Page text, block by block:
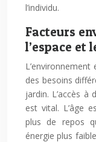
l’individu.
Facteurs
l’espace et
des besoins
jardin. L’accès
est vital. L’âge
plus de repos
énergie plus